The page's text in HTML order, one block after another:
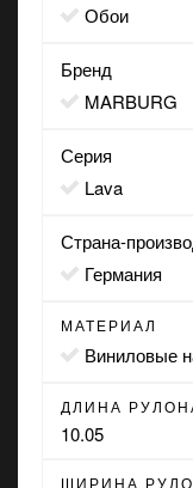
Обои
Бренд
MARBURG
Серия
Lava
Страна-
Германия
МАТЕРИАЛ
виниловые
ДЛИНА
10.05
ШИРИНА